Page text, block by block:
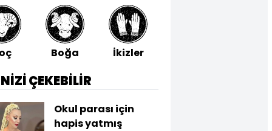
Boğa İkizler
ÇEKEBİLİR
Okul parası için
hapis yatmış